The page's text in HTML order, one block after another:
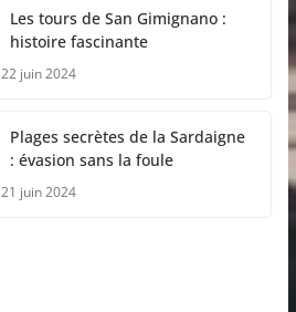
Les tours de San Gimignano :
histoire fascinante
22 juin 2024
Plages secrètes de la Sardaigne
: évasion sans la foule
21 juin 2024